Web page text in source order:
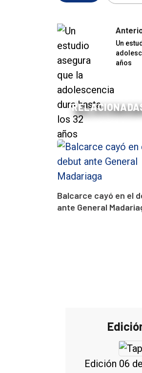
Un
años
Balcarce cayó en el
ante General
Edición 06